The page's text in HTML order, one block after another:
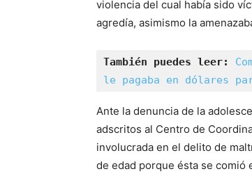
violencia del cual había sido
agredía, asimismo la
También puedes leer:
le pagaba en dólares
Ante la denuncia de la
adscritos al Centro de
involucrada en el delito de
de edad porque ésta se comió